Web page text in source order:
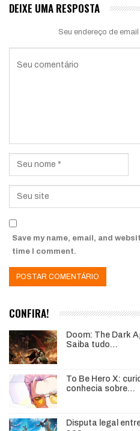
DEIXE UMA RESPOSTA
Seu endereço de
Save my name, email, and
time I comment.
CONFIRA!
Doom: The Dark
Saiba tudo…
To Be Hero X:
conhecia sobre…
Disputa legal